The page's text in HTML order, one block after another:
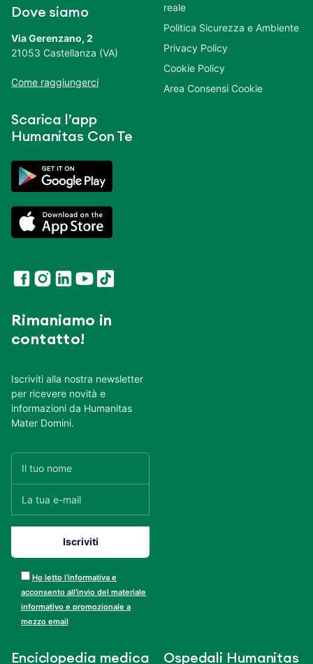
Dove siamo
Via Gerenzano, 2
21053 Castellanza (VA)
Come raggiungerci
Scarica l’app
Humanitas Con Te
Rimaniamo in
contatto!
Iscriviti alla nostra newsletter
per ricevere novità e
informazioni da Humanitas
Mater Domini.
Ho letto l’informativa e
acconsento all’invio del materiale
informativo e promozionale a
mezzo email
reale
Politica Sicurezza e Ambiente
Privacy Policy
Cookie Policy
Area Consensi Cookie
Enciclopedia medica Ospedali Humanitas